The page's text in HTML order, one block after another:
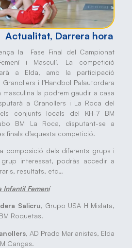
Actualitat, Darrera hora
la Fase Final del Campionat
i Masculí. La competició
a Elda, amb la participació
i l’Handbol Palautordera
masculina la podrem gaudir a casa
a Granollers i La Roca del
conjunts locals del KH-7 BM
BM La Roca, disputant-se a
finals d’aquesta competició.
composició dels diferents grups i
interessat, podràs accedir a
resultats, etc…
Infantil Femení
Salicru, Grupo USA H Mislata,
Roquetas.
, AD Prado Marianistas, Elda
Cangas.